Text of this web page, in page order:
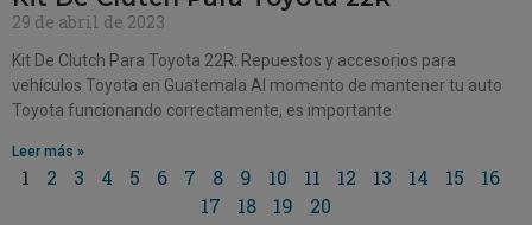
29 de abril de 2023
Kit De Clutch Para Toyota 22R: Repuestos y accesorios para
vehículos Toyota en Guatemala Al momento de mantener tu auto
Toyota funcionando correctamente, es importante
Leer más »
1 2 3 4 5 6 7 8 9 10 11 12 13 14 15
16
17
18 19 20